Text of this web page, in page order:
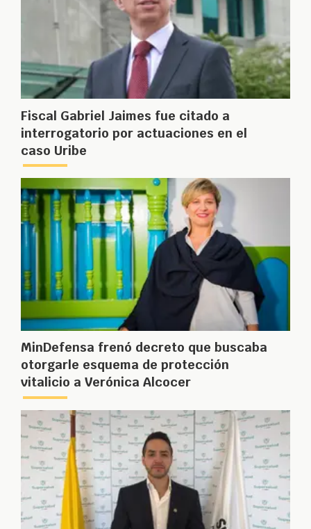
Fiscal Gabriel Jaimes fue citado a
interrogatorio por actuaciones en el
caso Uribe
MinDefensa frenó decreto que buscaba
otorgarle esquema de protección
vitalicio a Verónica Alcocer